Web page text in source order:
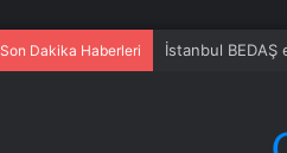
Son Dakika Haberleri